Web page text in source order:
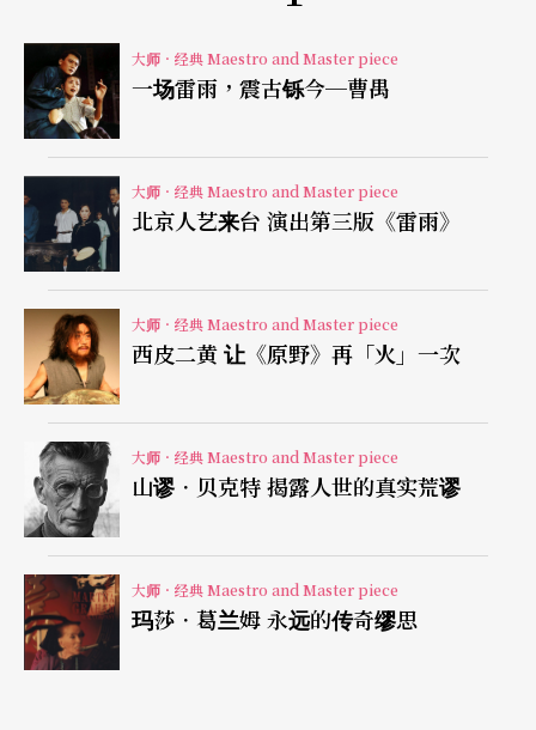
利的问题，但是，在德国和法国这些国家，谈义大
利的问题就等于在讨论他们自己的问题。」
就是一个「说故事的人」
一九二六年出生于义大利靠近瑞士的San Giano，达
利欧．佛的父亲是铁路工人，母亲是个乡村妇女。
原本是一位建筑师的他，因为长期从事这种并非发
自内心热爱的工作，精神受到压迫，被看诊的医生
说：「去做自己想要做的事吧！」于是，他开始踏
上创作之路。至今，达利欧．佛共有七十余部喜剧
作品广为留传，他的才华是全方位的，包括舞台、
广播及电视；类型和风格广泛：综艺节目、小丑节
目、街头闹剧、政治讽刺剧、与单人的杂耍独角
戏。而在众多表演事业的源头，他认为自己首先，
大师．经典 Maestro and Master piece
一场雷雨，震古铄今─曹禺
大师．经典 Maestro and Master piece
北京人艺来台 演出第三版《雷雨》
大师．经典 Maestro and Master piece
西皮二黄 让《原野》再「火」一次
大师．经典 Maestro and Master piece
山谬．贝克特 揭露人世的真实荒谬
大师．经典 Maestro and Master piece
玛莎．葛兰姆 永远的传奇缪思